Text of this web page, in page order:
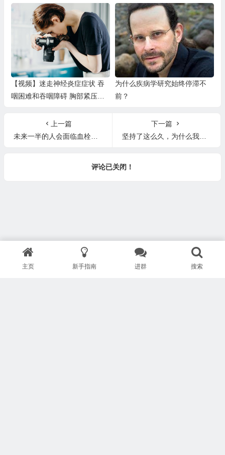
【视频】迷走神经炎症症状 吞
咽困难和吞咽障碍 胸部紧压感
为什么疾病学研究始终停滞不
前？
上一篇
未来一半的人会面临血栓问题
下一篇
坚持了这么久，为什么我的病还没好？别人为什么就好的那么快？
评论已关闭！
主页 新手指南 进群 搜索